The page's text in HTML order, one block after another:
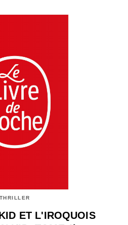
THRILLER
ET L'IROQUOIS